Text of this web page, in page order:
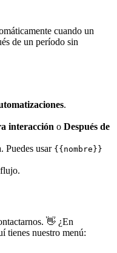
cuando un
de un período sin
.
interacción o Después de
Puedes usar {{nombre}}
👋 ¿En
tienes nuestro menú: